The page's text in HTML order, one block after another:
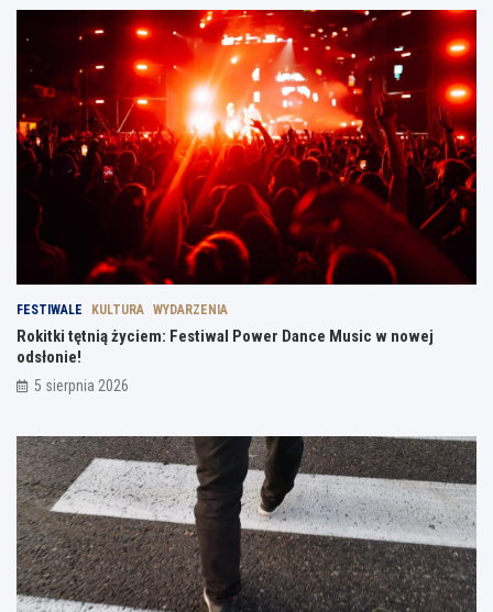
FESTIWALE KULTURA WYDARZENIA
Rokitki tętnią życiem: Festiwal Power Dance Music w nowej
odsłonie!
5 sierpnia 2026